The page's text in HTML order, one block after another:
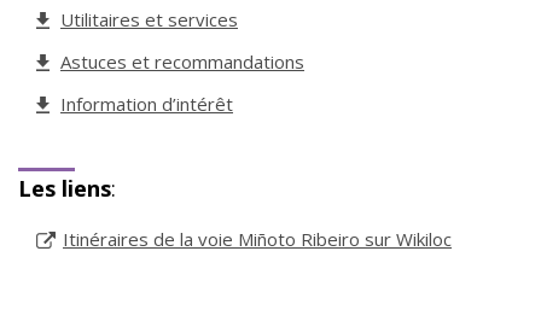
Utilitaires et services
Astuces et recommandations
Information d’intérêt
Les liens:
Itinéraires de la voie Miñoto Ribeiro sur Wikiloc